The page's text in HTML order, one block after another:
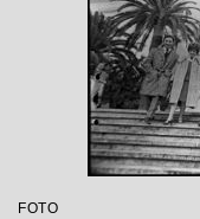
FOTO